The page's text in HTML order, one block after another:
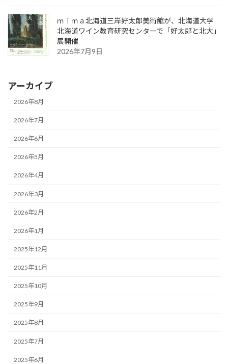
ｍｉｍａ北海道三岸好太郎美術館が、北海道大学
北海道ワイン教育研究センターで「好太郎と北大」
展開催
2026年7月9日
アーカイブ
2026年8月
2026年7月
2026年6月
2026年5月
2026年4月
2026年3月
2026年2月
2026年1月
2025年12月
2025年11月
2025年10月
2025年9月
2025年8月
2025年7月
2025年6月